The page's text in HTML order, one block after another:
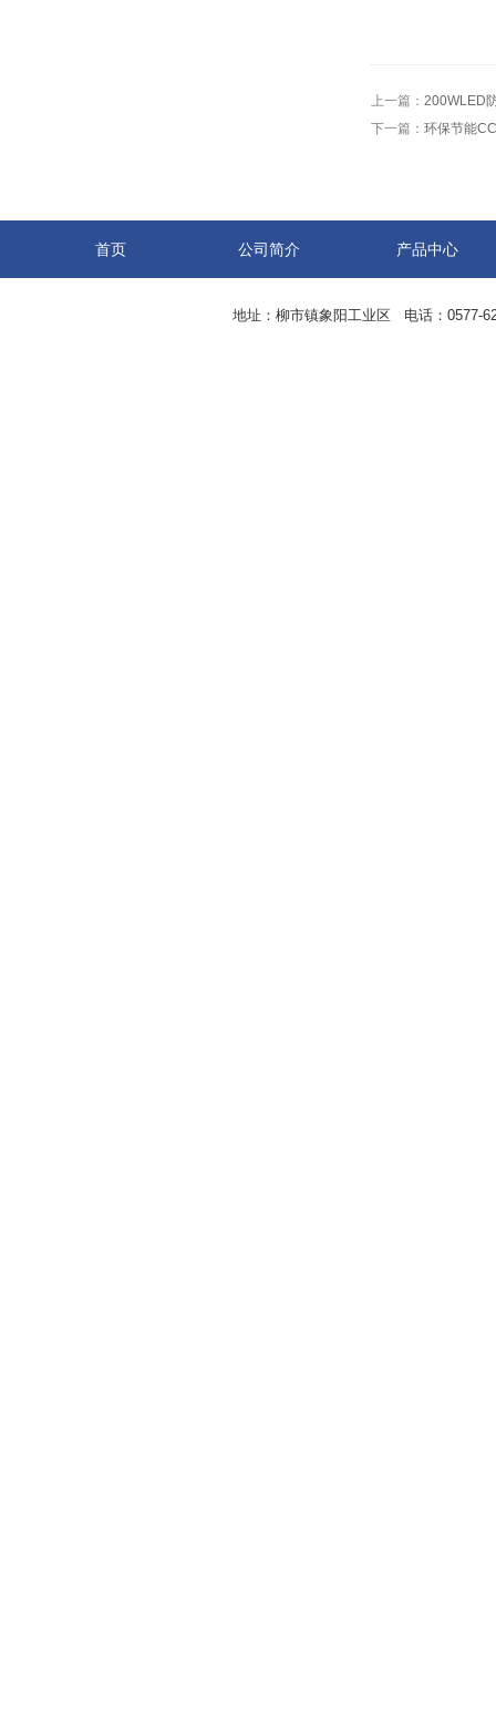
上一篇： 200WLED
下一篇： 环保节能
首页 公司简介 产品中心
地址：柳市镇象阳工业区 电话：0577-